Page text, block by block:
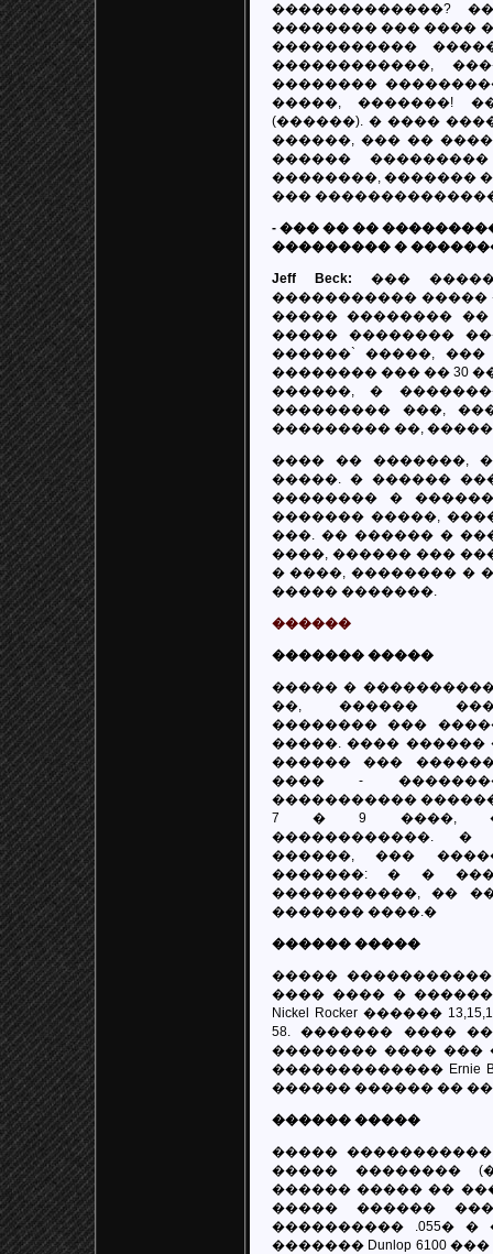
�������������?
�������� ��� ����
�����������
������������,
��������
�����, �������!
(������). � ����
������, ��� ��
������
��������, �������
���
- ��� �� ��
��������� �
Jeff Beck: ���
����������� �����
����� ��������
����� ��������
������` �����,
�������� ��� �� 30
������, �
��������� ���,
��������� ��,
���� �� �������,
�����. � ������
�������� �
������� �����,
���. �� ������ �
����, ������ ���
� ����, �������� �
����� �������.
������
������� �����
����� �
��, ������
�������� ���
�����. ���� ������
������ ���
���� -
�����������
7 � 9 ����,
������������. �
������, ���
�������: � �
�����������, ��
������� ����.�
������ �����
�����
���� ���� �
Nickel Rocker ������
58. ������� ����
�������� ���� ���
������������� Ernie
������ ������ ��
������ �����
�����
����� ��������
������ ����� ��
����� ������
���������� .055�
������� Dunlop 6100